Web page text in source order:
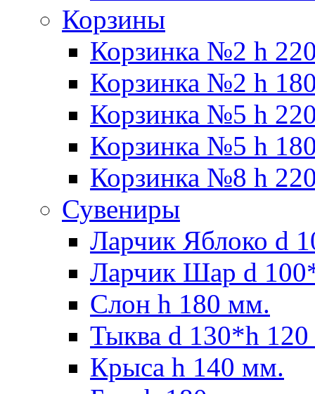
Корзины
Корзинка №2 h
Корзинка №2 h
Корзинка №5 h
Корзинка №5 h
Корзинка №8 h
Сувениры
Ларчик Яблоко d
Ларчик Шар d
Слон h 180 мм.
Тыква d 130*h
Крыса h 140 мм.